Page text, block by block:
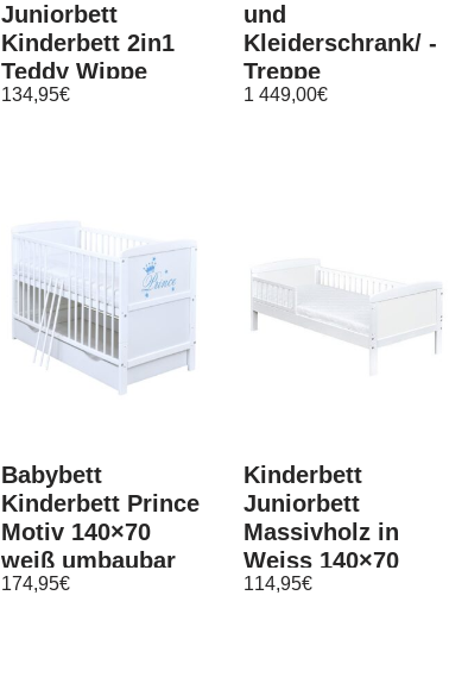
Juniorbett
Kinderbett 2in1
Teddy Wippe
Weiß 140×70
134,95€
und
Kleiderschrank/ -
Treppe
1 449,00€
Babybett
Kinderbett Prince
Motiv 140×70
weiß umbaubar
Schublade
174,95€
Kinderbett
Juniorbett
Massivholz in
Weiss 140×70
114,95€